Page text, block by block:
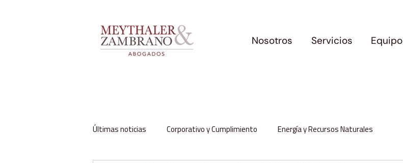
Nosotros Servicios Equipo
Últimas noticias Corporativo y Cumplimiento Energía y Recursos Naturales